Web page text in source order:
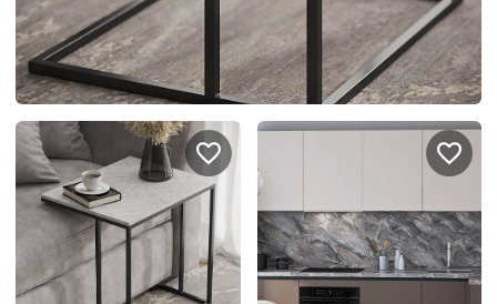
Кредит и рассрочка
Сборка и установка
Гарантии
Доставка
Подключение техники
Способы оплаты
Корпоративным клиентам
Документация
Кухни на заказ
Цены
Портфолио проектов
Индивидуальный
технический проект